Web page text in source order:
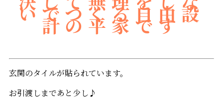
いでつくる自由設
計の平家です
玄関のタイルが貼られています。
お引渡しまであと少し♪